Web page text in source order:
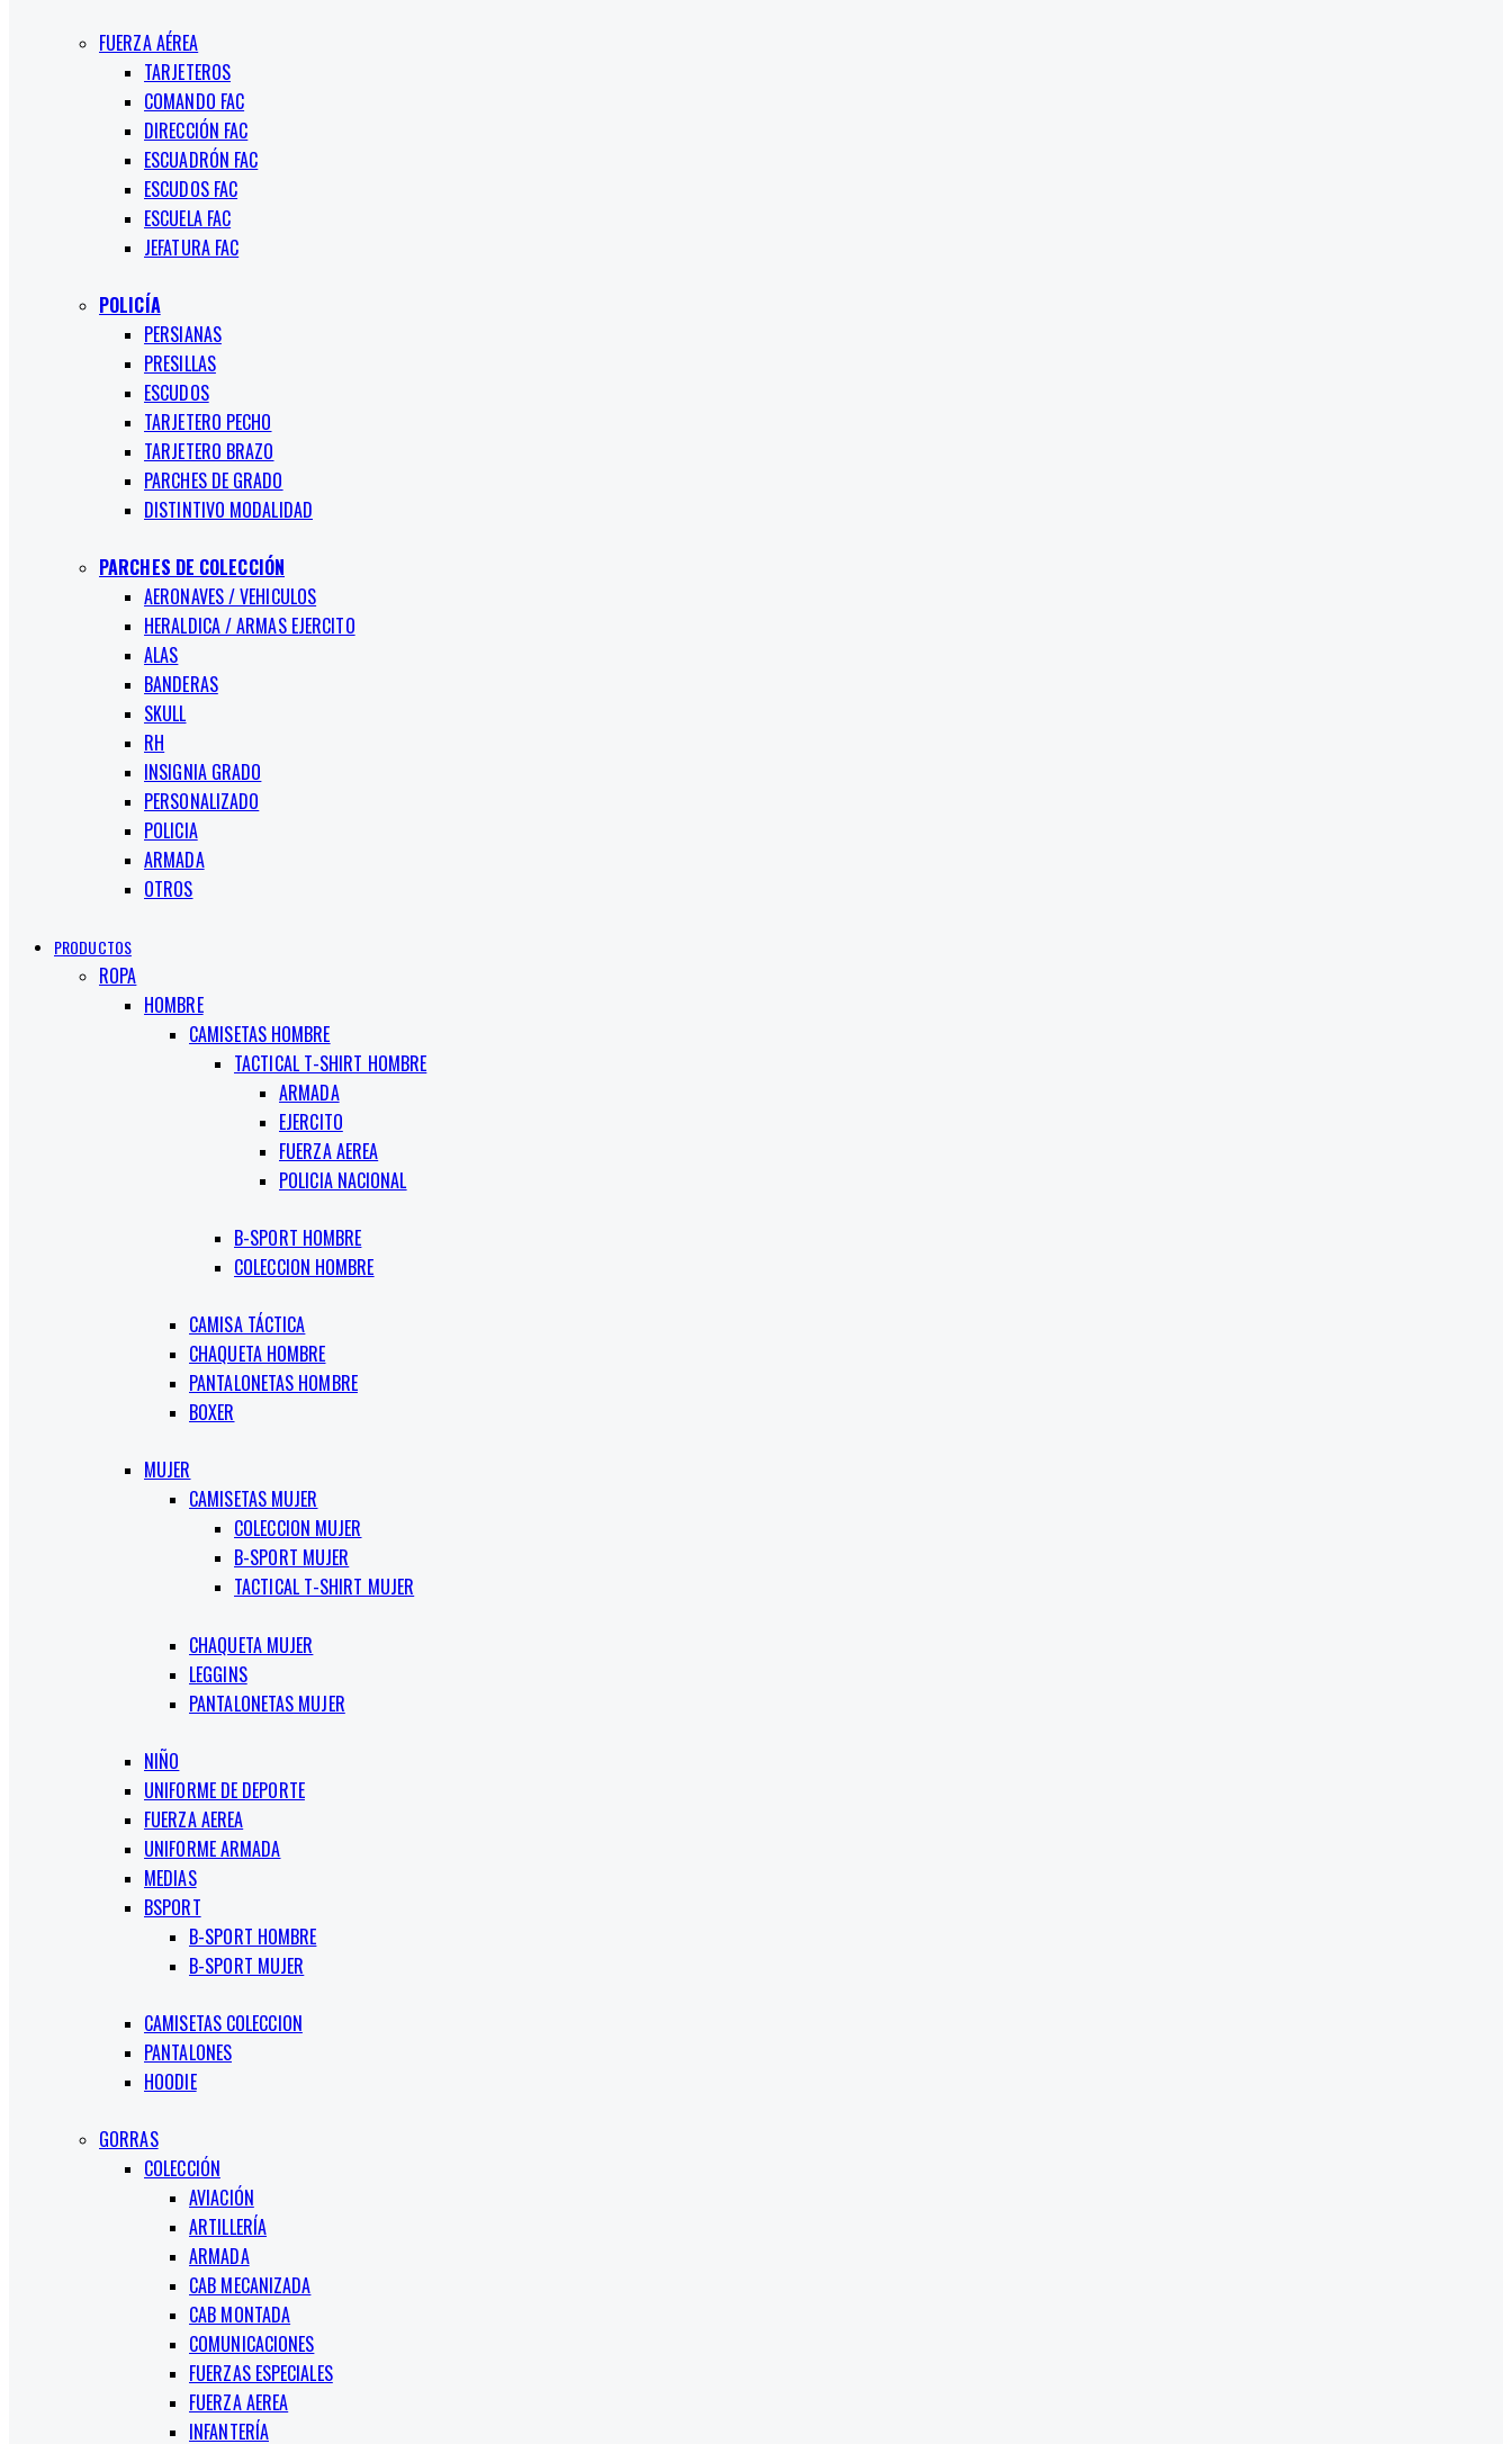
FUERZA AÉREA
TARJETEROS
COMANDO FAC
DIRECCIÓN FAC
ESCUADRÓN FAC
ESCUDOS FAC
ESCUELA FAC
JEFATURA FAC
POLICÍA
PERSIANAS
PRESILLAS
ESCUDOS
TARJETERO PECHO
TARJETERO BRAZO
PARCHES DE GRADO
DISTINTIVO MODALIDAD
PARCHES DE COLECCIÓN
AERONAVES / VEHICULOS
HERALDICA / ARMAS EJERCITO
ALAS
BANDERAS
SKULL
RH
INSIGNIA GRADO
PERSONALIZADO
POLICIA
ARMADA
OTROS
PRODUCTOS
ROPA
HOMBRE
CAMISETAS HOMBRE
TACTICAL T-SHIRT HOMBRE
ARMADA
EJERCITO
FUERZA AEREA
POLICIA NACIONAL
B-SPORT HOMBRE
COLECCION HOMBRE
CAMISA TÁCTICA
CHAQUETA HOMBRE
PANTALONETAS HOMBRE
BOXER
MUJER
CAMISETAS MUJER
COLECCION MUJER
B-SPORT MUJER
TACTICAL T-SHIRT MUJER
CHAQUETA MUJER
LEGGINS
PANTALONETAS MUJER
NIÑO
UNIFORME DE DEPORTE
FUERZA AEREA
UNIFORME ARMADA
MEDIAS
BSPORT
B-SPORT HOMBRE
B-SPORT MUJER
CAMISETAS COLECCION
PANTALONES
HOODIE
GORRAS
COLECCIÓN
AVIACIÓN
ARTILLERÍA
ARMADA
CAB MECANIZADA
CAB MONTADA
COMUNICACIONES
FUERZAS ESPECIALES
FUERZA AEREA
INFANTERÍA